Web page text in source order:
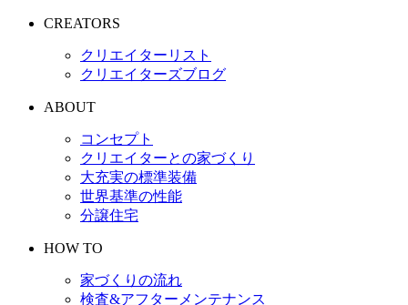
CREATORS
クリエイターリスト
クリエイターズブログ
ABOUT
コンセプト
クリエイターとの家づくり
大充実の標準装備
世界基準の性能
分譲住宅
HOW TO
家づくりの流れ
検査&アフターメンテナンス